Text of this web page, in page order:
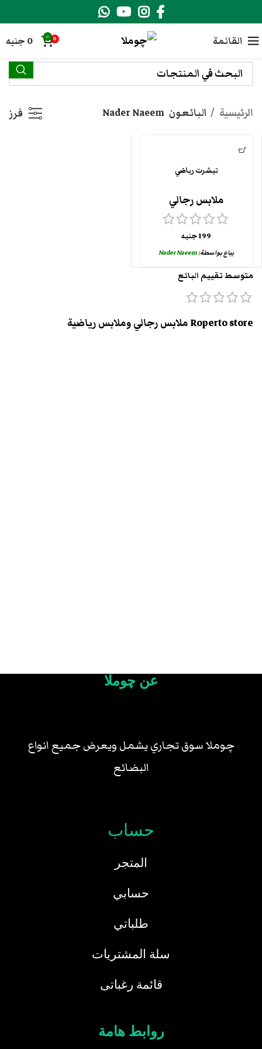
القائمة 0
0
0 جنيه
الرئيسية البائعون Nader Naeem فرز
تيشرت رياضي
ملابس رجالي
199جنيه
يباع بواسطة:Nader Naeem
متوسط تقييم البائع
Roperto store ملابس رجالي وملابس رياضية
عن چوملا
چوملا سوق تجاري يشمل ويعرض جميع انواع
البضائع
حساب
المتجر
حسابي
طلباتي
سلة المشتريات
قائمة رغباتى
روابط هامة